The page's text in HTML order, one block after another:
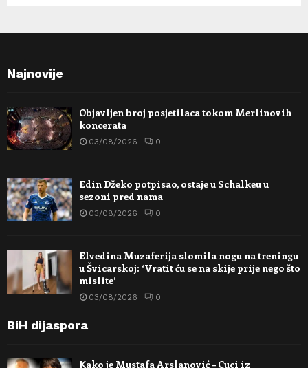
Najnovije
Objavljen broj posjetilaca tokom Merlinovih
koncerata
03/08/2026 0
Edin Džeko potpisao, ostaje u Schalkeu u
sezoni pred nama
03/08/2026 0
Elvedina Muzaferija slomila nogu na treningu
u Švicarskoj: ‘Vratit ću se na skije prije nego što
mislite’
03/08/2026 0
BiH dijaspora
Kako je Mustafa Arslanović – Cuci iz